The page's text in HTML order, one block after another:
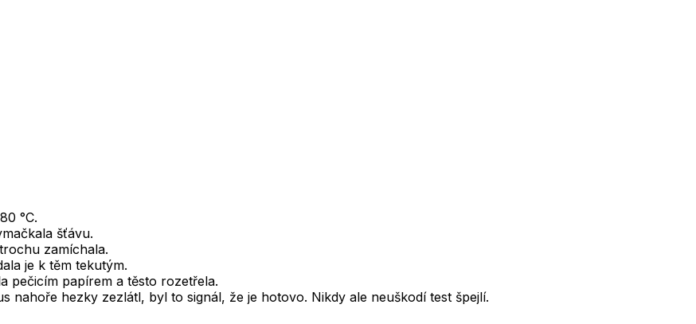
°C.
šťávu.
zamíchala.
je k těm tekutým.
pečicím papírem a těsto rozetřela.
nahoře hezky zezlátl, byl to signál, že je hotovo. Nikdy ale neuškodí test špejlí.